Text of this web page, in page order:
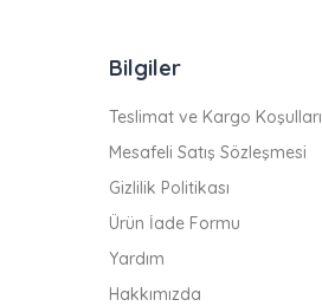
Bilgiler
Teslimat ve Kargo Koşulları
Mesafeli Satış Sözleşmesi
Gizlilik Politikası
Ürün İade Formu
Yardım
Hakkımızda